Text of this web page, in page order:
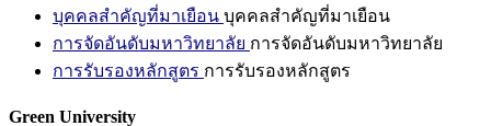
บุคคลสำคัญที่มาเยือน บุคคลสำคัญที่มาเยือน
การจัดอันดับมหาวิทยาลัย การจัดอันดับมหาวิทยาลัย
การรับรองหลักสูตร การรับรองหลักสูตร
Green University